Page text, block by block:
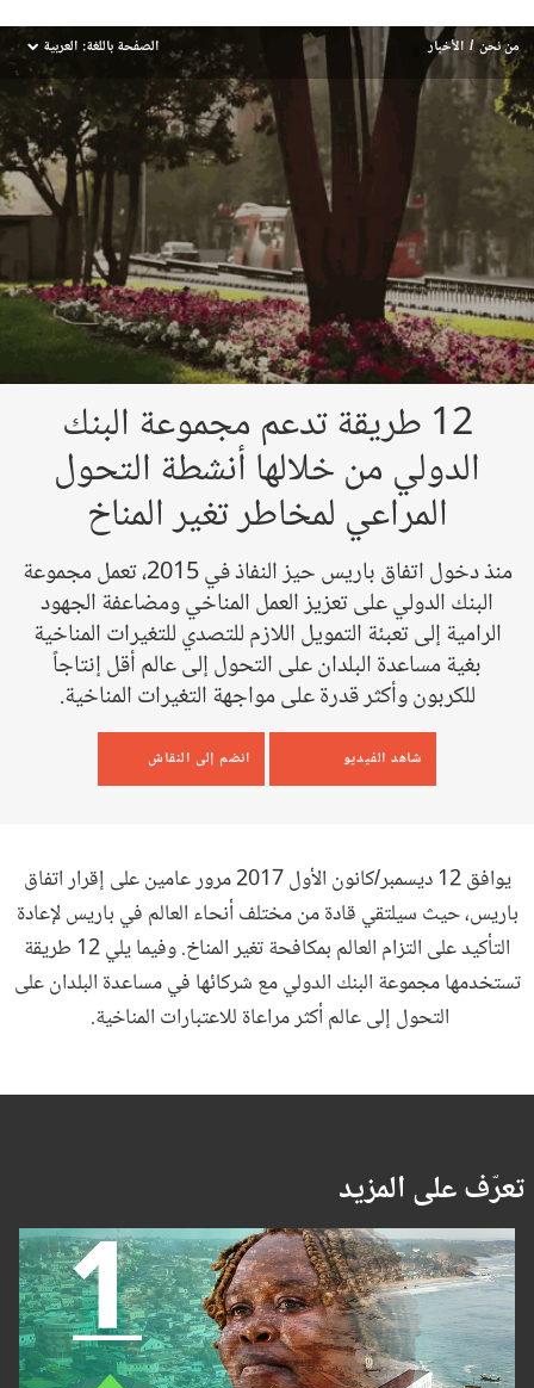
من نحن الأخبار الصفحة باللغة:العربية dropdown
12 طريقة تدعم مجموعة البنك
الدولي من خلالها أنشطة التحول
المراعي لمخاطر تغير المناخ
منذ دخول اتفاق باريس حيز النفاذ في 2015، تعمل مجموعة
البنك الدولي على تعزيز العمل المناخي ومضاعفة الجهود
الرامية إلى تعبئة التمويل اللازم للتصدي للتغيرات المناخية
بغية مساعدة البلدان على التحول إلى عالم أقل إنتاجاً
للكربون وأكثر قدرة على مواجهة التغيرات المناخية.
شاهد الفيديو انضم إلى النقاش
يوافق 12 ديسمبر/كانون الأول 2017 مرور عامين على إقرار اتفاق
باريس، حيث سيلتقي قادة من مختلف أنحاء العالم في باريس لإعادة
التأكيد على التزام العالم بمكافحة تغير المناخ. وفيما يلي 12 طريقة
تستخدمها مجموعة البنك الدولي مع شركائها في مساعدة البلدان على
التحول إلى عالم أكثر مراعاة للاعتبارات المناخية.
تعرّف على المزيد